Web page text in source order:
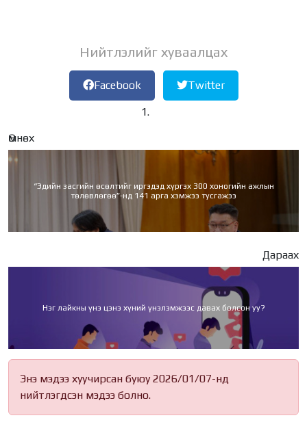
Нийтлэлийг хуваалцах
Facebook Twitter
Өмнөх
“Эдийн засгийн өсөлтийг иргэдэд хүргэх 300 хоногийн ажлын
төлөвлөгөө”-нд 141 арга хэмжээ тусгажээ
Дараах
Нэг лайкны үнэ цэнэ хүний үнэлэмжээс давах болсон уу?
Энэ мэдээ хуучирсан буюу 2026/01/07-нд
нийтлэгдсэн мэдээ болно.